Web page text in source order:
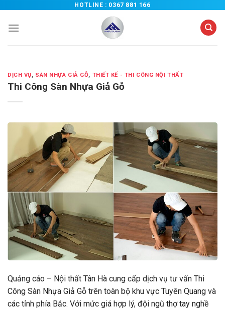
nội
HOTLINE : 0367 881 166
DỊCH VỤ, SÀN NHỰA GIẢ GỖ, THIẾT KẾ - THI CÔNG NỘI THẤT
Thi Công Sàn Nhựa Giả Gỗ
Quảng cáo – Nội thất Tân Hà cung cấp dịch vụ tư vấn Thi
Công Sàn Nhựa Giả Gỗ trên toàn bộ khu vực Tuyên Quang và
các tỉnh phía Bắc. Với mức giá hợp lý, đội ngũ thợ tay nghề